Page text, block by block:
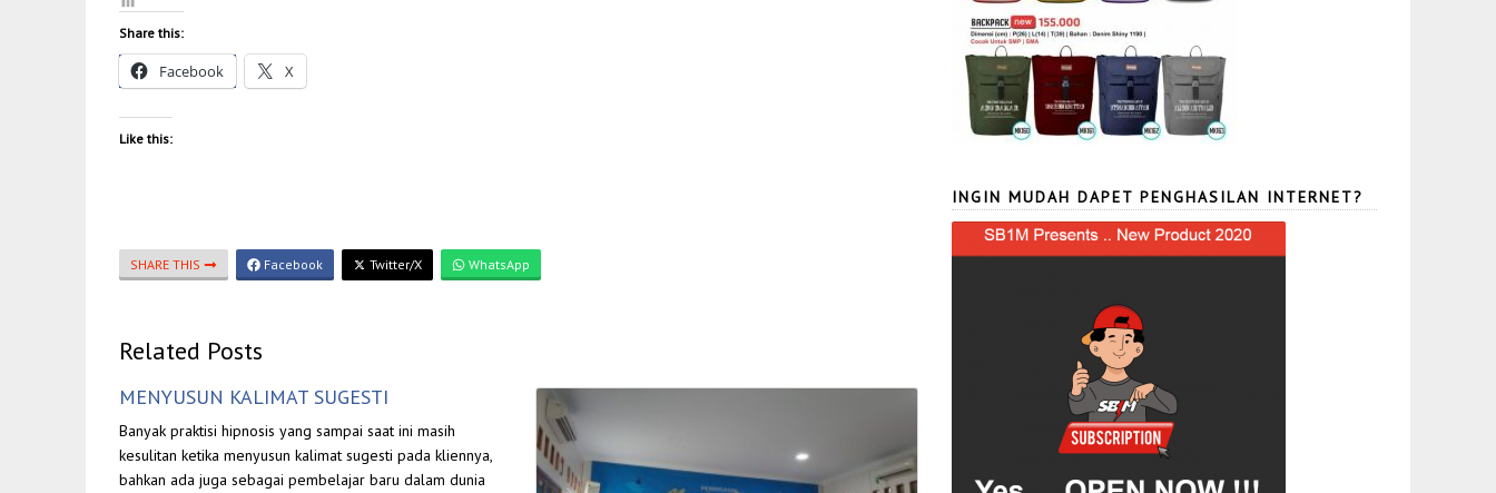
Share this:
Facebook X
Like this:
SHARE THIS Facebook Twitter/X WhatsApp
Related Posts
MENYUSUN KALIMAT SUGESTI
Banyak praktisi hipnosis yang sampai saat ini masih
kesulitan ketika menyusun kalimat sugesti pada kliennya,
bahkan ada juga sebagai pembelajar baru dalam dunia
INGIN MUDAH DAPET PENGHASILAN INTERNET?